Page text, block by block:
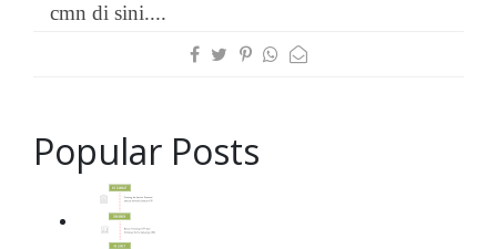
cmn di sini....
Popular Posts